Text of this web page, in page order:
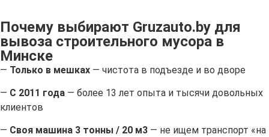
Почему выбирают Gruzauto.by для
вывоза строительного мусора в
Минске
— Только в мешках — чистота в подъезде и во дворе
— С 2011 года — более 13 лет опыта и тысячи довольных
клиентов
— Своя машина 3 тонны / 20 м3 — не ищем транспорт «на